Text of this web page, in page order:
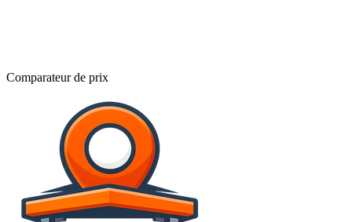
Comparateur de prix